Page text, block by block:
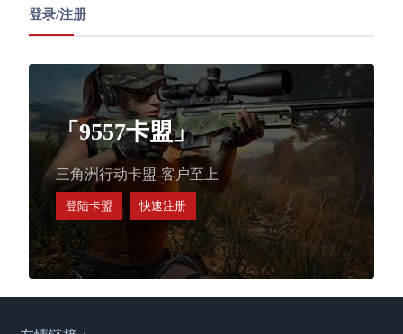
登录/注册
「9557卡盟」
三角洲行动卡盟-客户至上
登陆卡盟 快速注册